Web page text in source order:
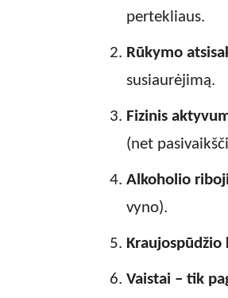
pertekliaus.
Rūkymo
susiaurėjimą.
Fizinis
(net
Alkoholio
vyno).
Kraujospūdžio
Vaistai – tik